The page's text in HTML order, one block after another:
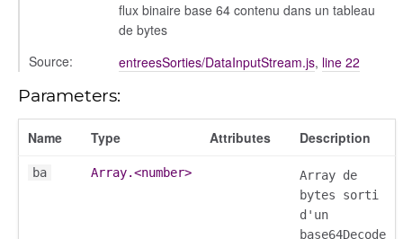
flux binaire base 64 contenu dans un tableau
de bytes
Source:
entreesSorties/DataInputStream.js, line 22
Parameters:
Name Type Attributes Description
ba Array.<number>
Array de
bytes sorti
d'un
base64Decode